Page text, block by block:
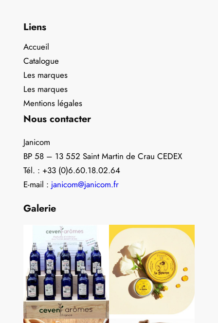
Liens
Accueil
Catalogue
Les marques
Les marques
Mentions légales
Nous contacter
Janicom
BP 58 – 13 552 Saint Martin de Crau CEDEX
Tél. : +33 (0)6.60.18.02.64
E-mail : janicom@janicom.fr
Galerie